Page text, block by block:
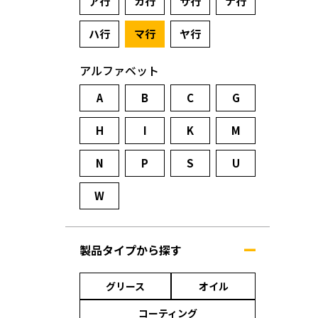
ハ行 マ行 ヤ行
アルファベット
A B C G
H I K M
N P S U
W
製品タイプから探す
グリース
オイル
コーティング